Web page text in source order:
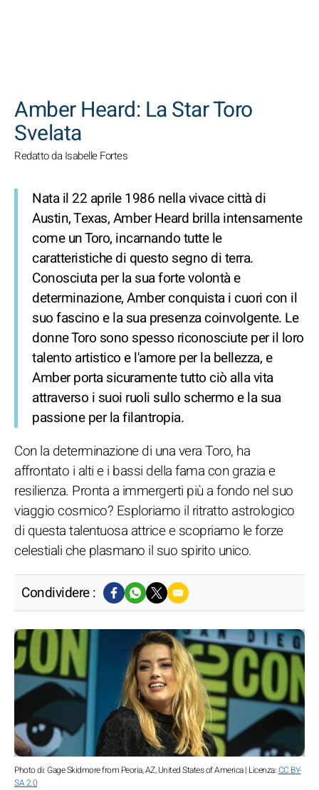
Amber Heard: La Star Toro
Svelata
Redatto da Isabelle Fortes
Nata il 22 aprile 1986 nella vivace città di
Austin, Texas, Amber Heard brilla intensamente
come un Toro, incarnando tutte le
caratteristiche di questo segno di terra.
Conosciuta per la sua forte volontà e
determinazione, Amber conquista i cuori con il
suo fascino e la sua presenza coinvolgente. Le
donne Toro sono spesso riconosciute per il loro
talento artistico e l'amore per la bellezza, e
Amber porta sicuramente tutto ciò alla vita
attraverso i suoi ruoli sullo schermo e la sua
passione per la filantropia.
Con la determinazione di una vera Toro, ha
affrontato i alti e i bassi della fama con grazia e
resilienza. Pronta a immergerti più a fondo nel suo
viaggio cosmico? Esploriamo il ritratto astrologico
di questa talentuosa attrice e scopriamo le forze
celestiali che plasmano il suo spirito unico.
Condividere :
Photo di: Gage Skidmore from Peoria, AZ, United States of America | Licenza:CC BY-
SA 2.0